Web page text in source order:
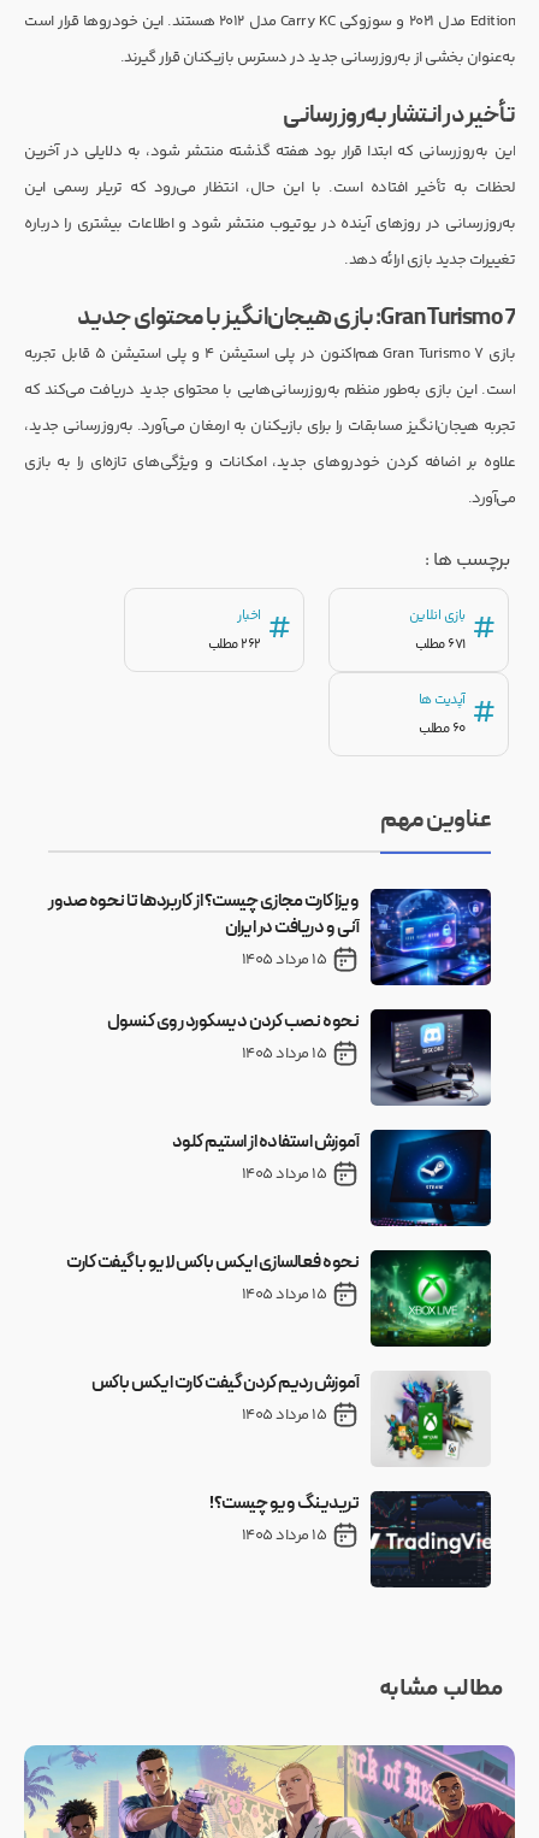
Edition مدل ۲۰۲۱ و سوزوکی Carry KC مدل ۲۰۱۲ هستند. این خودروها قرار است
به‌عنوان بخشی از به‌روزرسانی جدید در دسترس بازیکنان قرار گیرند.
تأخیر در انتشار به‌روزرسانی
این به‌روزرسانی که ابتدا قرار بود هفته گذشته منتشر شود، به دلایلی در آخرین
لحظات به تأخیر افتاده است. با این حال، انتظار می‌رود که تریلر رسمی این
به‌روزرسانی در روزهای آینده در یوتیوب منتشر شود و اطلاعات بیشتری را درباره
تغییرات جدید بازی ارائه دهد.
Gran Turismo 7: بازی هیجان‌انگیز با محتوای جدید
بازی Gran Turismo 7 هم‌اکنون در پلی استیشن ۴ و پلی استیشن ۵ قابل تجربه
است. این بازی به‌طور منظم به‌روزرسانی‌هایی با محتوای جدید دریافت می‌کند که
تجربه هیجان‌انگیز مسابقات را برای بازیکنان به ارمغان می‌آورد. به‌روزرسانی جدید،
علاوه بر اضافه کردن خودروهای جدید، امکانات و ویژگی‌های تازه‌ای را به بازی
می‌آورد.
برچسب ها :
# بازی انلاین
671 مطلب
# اخبار
262 مطلب
# آپدیت ها
60 مطلب
عناوین مهم
ویزا کارت مجازی چیست؟ از کاربردها تا نحوه صدور
آنی و دریافت در ایران
15 مرداد 1405
نحوه نصب کردن دیسکورد روی کنسول
15 مرداد 1405
آموزش استفاده از استیم کلود
15 مرداد 1405
نحوه فعالسازی ایکس باکس لایو با گیفت کارت
15 مرداد 1405
آموزش ردیم کردن گیفت کارت ایکس باکس
15 مرداد 1405
تریدینگ ویو چیست؟!
15 مرداد 1405
مطالب مشابه